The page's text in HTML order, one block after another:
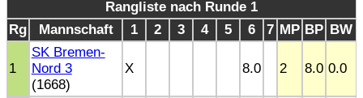
Rangliste nach Runde 1
Rg
Mannschaft 1 2 3 4 5 6 7 MP BP BW
1
SK Bremen-
Nord 3
(1668)
X 8.0 2 8.0 0.0